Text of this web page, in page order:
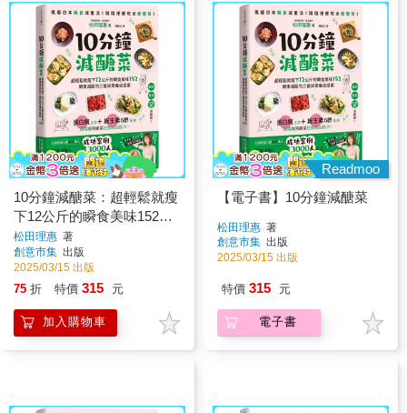
10分鐘減醣菜：超輕鬆就瘦
下12公斤的瞬食美味152，
健康減脂的三餐與常備菜提
案
松田理惠 著
創意市集 出版
2025/03/15 出版
75 折 特價 315 元
加入購物車
Readmoo
【電子書】10分鐘減醣菜
松田理惠 著
創意市集 出版
2025/03/15 出版
特價 315 元
電子書